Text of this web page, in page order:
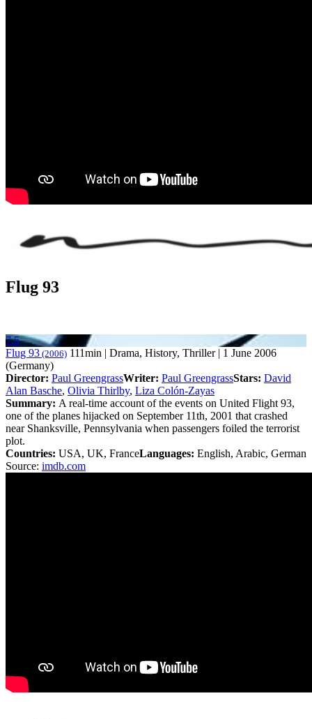
Flug 93
7.5
Flug 93 (2006) 111min | Drama, History, Thriller | 1 June 2006
(Germany)
Director: Paul GreengrassWriter: Paul GreengrassStars: David
Alan Basche, Olivia Thirlby, Liza Colón-Zayas
Summary: A real-time account of the events on United Flight 93,
one of the planes hijacked on September 11th, 2001 that crashed
near Shanksville, Pennsylvania when passengers foiled the terrorist
plot.
Countries: USA, UK, FranceLanguages: English, Arabic, German
Source: imdb.com